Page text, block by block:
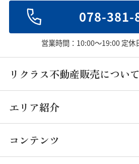
078-381-
営業時間：10:00～19:00 定休
リクラス不動産販売について
エリア紹介
コンテンツ